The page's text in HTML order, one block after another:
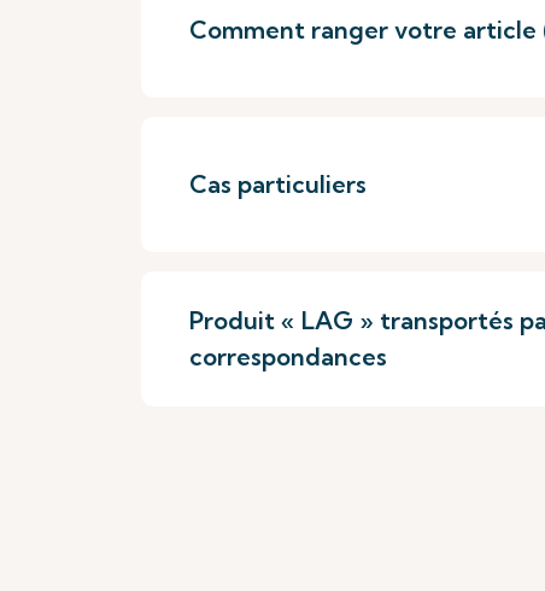
Comment ranger votre article
Cas particuliers
Produit « LAG » transportés
correspondances